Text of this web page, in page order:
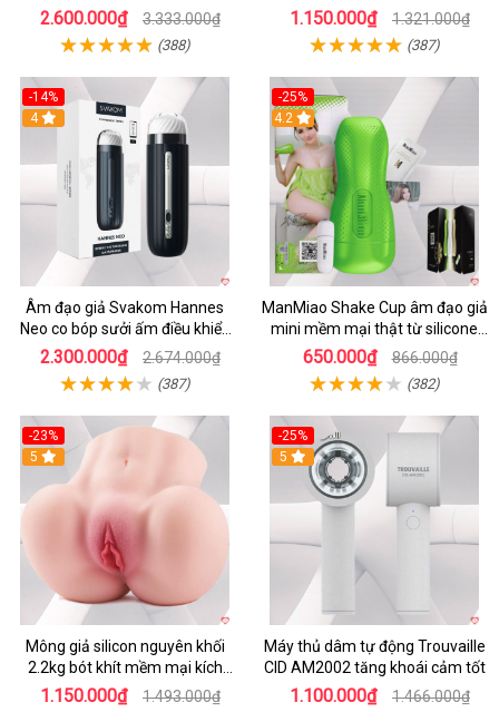
2.600.000₫ 3.333.000₫
(388)
1.150.000₫ 1.321.000₫
(387)
-14%
4
Âm đạo giả Svakom Hannes
Neo co bóp sưởi ấm điều khiển
app tiện lợi
2.300.000₫ 2.674.000₫
(387)
-25%
4.2
ManMiao Shake Cup âm đạo giả
mini mềm mại thật từ silicone
cao cấp
650.000₫ 866.000₫
(382)
-23%
5
Mông giả silicon nguyên khối
2.2kg bót khít mềm mại kích
thích
1.150.000₫ 1.493.000₫
-25%
5
Máy thủ dâm tự động Trouvaille
CID AM2002 tăng khoái cảm tốt
1.100.000₫ 1.466.000₫